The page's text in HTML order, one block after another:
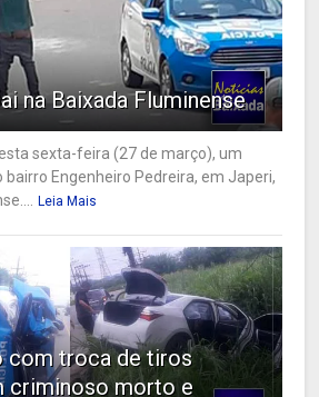
na Baixada Fluminense
sexta-feira (27 de março), um
Engenheiro Pedreira, em Japeri,
Leia Mais
com troca de tiros
criminoso morto e